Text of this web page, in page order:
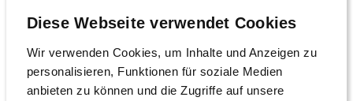
Diese Webseite verwendet Cookies
Wir verwenden Cookies, um Inhalte und Anzeigen zu
personalisieren, Funktionen für soziale Medien
anbieten zu können und die Zugriffe auf unsere
Hamburg und Potsdam vor, die sich alle auf
Lehman-Papiere bezogen haben und für die
Anleger positiv ausgegangen sind.